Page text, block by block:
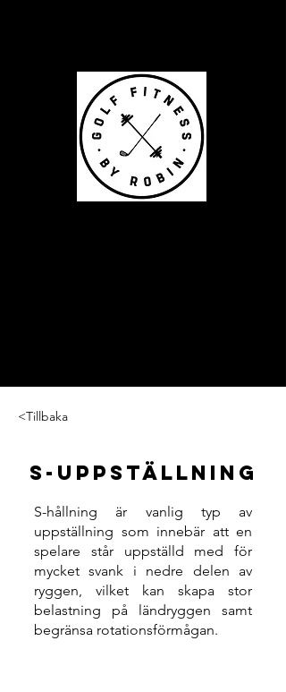
<Tillbaka
s-Uppställning
S-hållning är vanlig typ av
uppställning som innebär att en
spelare står uppställd med för
mycket svank i nedre delen av
ryggen, vilket kan skapa stor
belastning på ländryggen samt
begränsa rotationsförmågan.